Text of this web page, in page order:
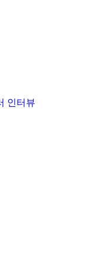
인터뷰